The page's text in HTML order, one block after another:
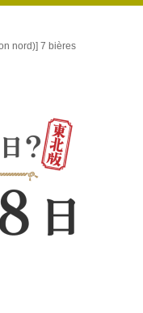
nord)] 7 bières